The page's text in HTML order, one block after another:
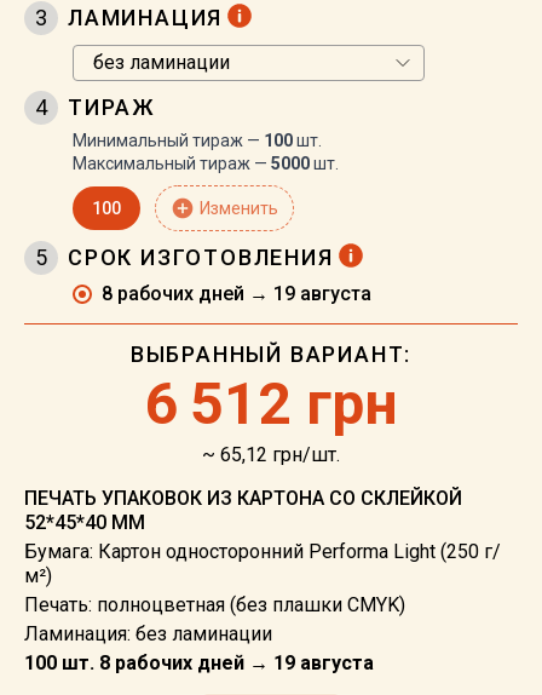
3 ЛАМИНАЦИЯ
4 ТИРАЖ
Минимальный тираж — 100шт.
Максимальный тираж — 5000шт.
100 add_circle Изменить
5 СРОК ИЗГОТОВЛЕНИЯ
8 рабочих дней → 19 августа
ВЫБРАННЫЙ ВАРИАНТ:
6 512 грн
~ 65,12 грн/шт.
ПЕЧАТЬ УПАКОВОК ИЗ КАРТОНА СО СКЛЕЙКОЙ
52*45*40 ММ
Бумага: Картон односторонний Performa Light (250 г/
м²)
Печать: полноцветная (без плашки CMYK)
Ламинация: без ламинации
100 шт. 8 рабочих дней → 19 августа